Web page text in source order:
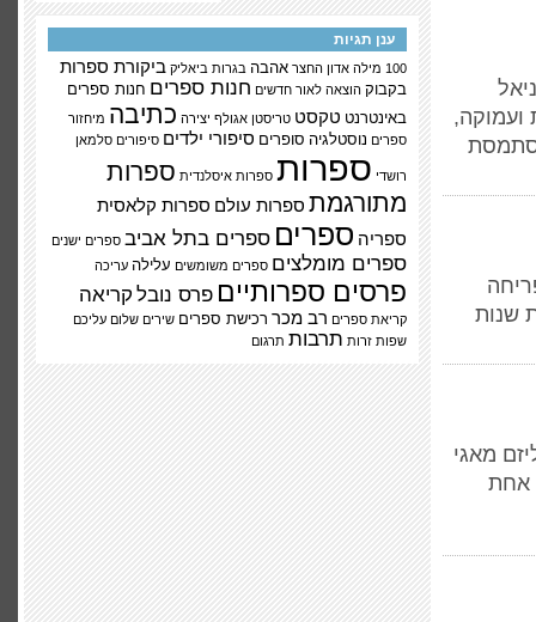
ועמוקה,
שנות
מאגי
אחת
ענן תגיות
100 מילה אדון החצר אהבה בגרות ביאליק ביקורת ספרות
בקבוק הוצאה לאור חדשים חנות ספרים חנות ספרים
באינטרנט טקסט טריסטן אגולף יצירה כתיבה מיחזור
ספרים נוסטלגיה סופרים סיפורי ילדים סיפורים סלמאן
רושדי ספרות ספרות איסלנדית ספרות
מתורגמת ספרות עולם ספרות קלאסית
ספריה ספרים ספרים בתל אביב ספרים ישנים
ספרים מומלצים ספרים משומשים עלילה עריכה
פרסים ספרותיים פרס נובל קריאה
קריאת ספרים רב מכר רכישת ספרים שירים שלום עליכם
שפות זרות תרבות תרגום